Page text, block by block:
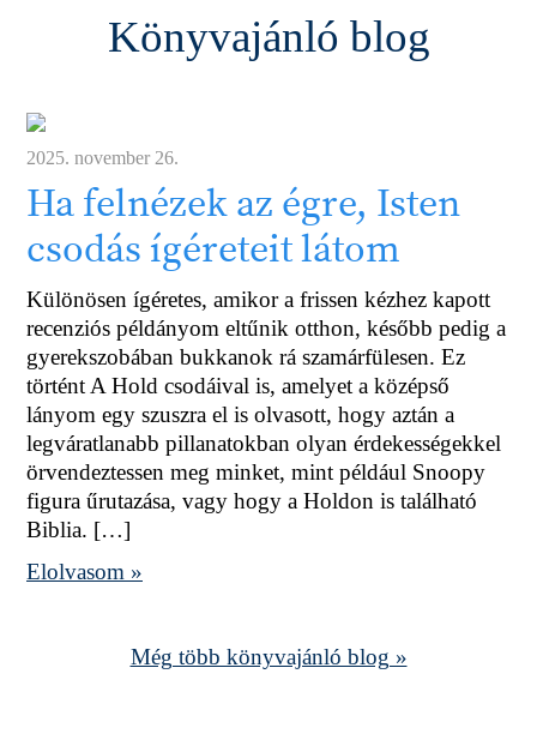
Könyvajánló blog
2025. november 26.
Ha felnézek az égre, Isten
csodás ígéreteit látom
Különösen ígéretes, amikor a frissen kézhez kapott
recenziós példányom eltűnik otthon, később pedig a
gyerekszobában bukkanok rá szamárfülesen. Ez
történt A Hold csodáival is, amelyet a középső
lányom egy szuszra el is olvasott, hogy aztán a
legváratlanabb pillanatokban olyan érdekességekkel
örvendeztessen meg minket, mint például Snoopy
figura űrutazása, vagy hogy a Holdon is található
Biblia. […]
Elolvasom »
Még több könyvajánló blog »